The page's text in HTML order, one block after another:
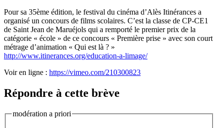
Pour sa 35ème édition, le festival du cinéma d’Alès Itinérances a
organisé un concours de films scolaires. C’est la classe de CP-CE1
de Saint Jean de Maruéjols qui a remporté le premier prix de la
catégorie « école » de ce concours « Première prise » avec son court
métrage d’animation « Qui est là ? »
http://www.itinerances.org/education-a-limage/
Voir en ligne : https://vimeo.com/210300823
Répondre à cette brève
modération a priori